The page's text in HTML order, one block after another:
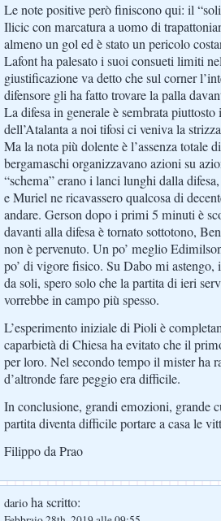
Le note positive però finiscono qui: il
Ilicic con marcatura a uomo di
almeno un gol ed è stato un pericolo
Lafont ha palesato i suoi consueti limiti
giustificazione va detto che sul corner
difensore gli ha fatto trovare la palla
La difesa in generale è sembrata
dell’Atalanta a noi tifosi ci veniva la
Ma la nota più dolente è l’assenza totale
bergamaschi organizzavano azioni su
“schema” erano i lanci lunghi dalla
e Muriel ne ricavassero qualcosa di
andare. Gerson dopo i primi 5 minuti è
davanti alla difesa è tornato sottotono,
non è pervenuto. Un po’ meglio
po’ di vigore fisico. Su Dabo mi
da soli, spero solo che la partita di ieri
vorrebbe in campo più spesso.
L’esperimento iniziale di Pioli è
caparbietà di Chiesa ha evitato che il
per loro. Nel secondo tempo il mister ha
d’altronde fare peggio era difficile.
In conclusione, grandi emozioni, grande
partita diventa difficile portare a casa le
Filippo da Prao
dario ha scritto: